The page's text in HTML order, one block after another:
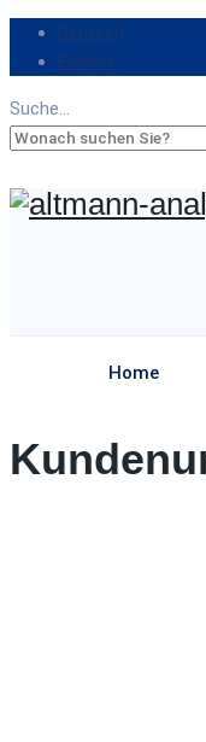
Deutsch
English
Suche...
Home